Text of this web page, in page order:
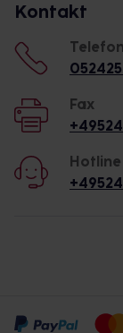
Kontakt
Telefon
Fax
Hotline